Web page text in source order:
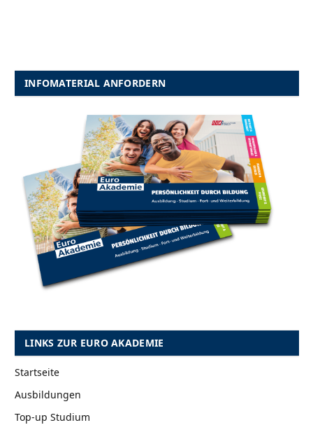
INFOMATERIAL ANFORDERN
LINKS ZUR EURO AKADEMIE
Startseite
Ausbildungen
Top-up Studium